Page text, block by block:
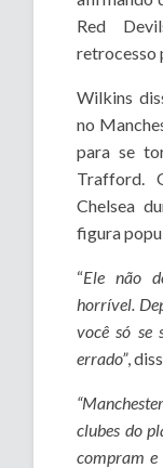
Red
retrocesso
Wilkins
no
para se
Trafford.
Chelsea
figura
“Ele não
horrível.
você só se
errado”,
clubes do
compram e